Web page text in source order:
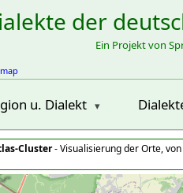
der
Ein Projekt von
u. Dialekt
Cluster- Visualisierung der Orte,